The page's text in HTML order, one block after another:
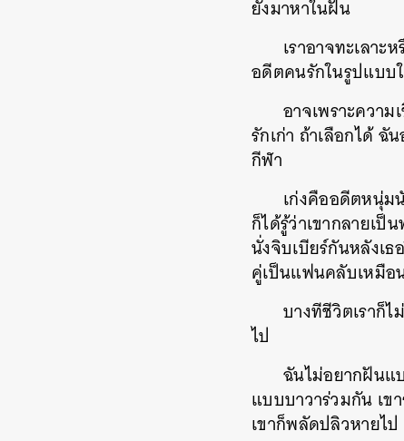
ยังมาหาในฝัน
เราอาจทะเลา
อดีตคนรักในรูปแบบ
อาจเพราะควา
รักเก่า ถ้าเลือกได้ ฉั
กีฬา
เก่งคืออดีตหนุ่ม
ก็ได้รู้ว่าเขากลายเ
นั่งจิบเบียร์กันหลังเ
คู่เป็นแฟนคลับเหมือ
บางทีชีวิตเราก็
ไป
ฉันไม่อยากฝันแ
แบบบาวาร่วมกัน เข
เขาก็พลัดปลิวหายไป